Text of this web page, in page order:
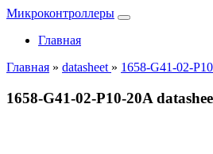
Микроконтроллеры
Главная
Главная » datasheet » 1658-G41-02-
1658-G41-02-P10-20A